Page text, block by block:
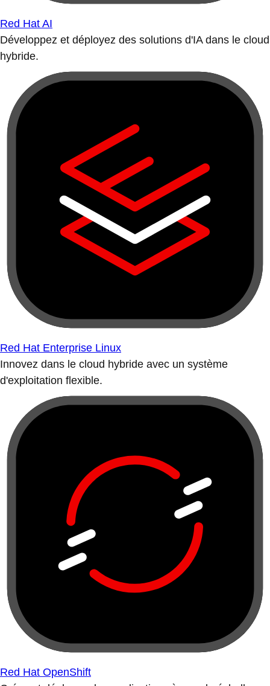
Red Hat AI
Développez et déployez des solutions d'IA dans le cloud
hybride.
Red Hat Enterprise Linux
Innovez dans le cloud hybride avec un système
d'exploitation flexible.
Red Hat OpenShift